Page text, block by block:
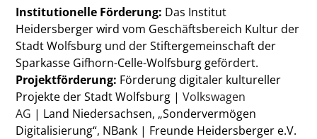
Institutionelle Förderung: Das Institut
Heidersberger wird vom Geschäftsbereich Kultur der
Stadt Wolfsburg und der Stiftergemeinschaft der
Sparkasse Gifhorn-Celle-Wolfsburg gefördert.
Projektförderung: Förderung digitaler kultureller
Projekte der Stadt Wolfsburg |Volkswagen
AG | Land Niedersachsen, „Sondervermögen
Digitalisierung“, NBank | Freunde Heidersberger e.V.